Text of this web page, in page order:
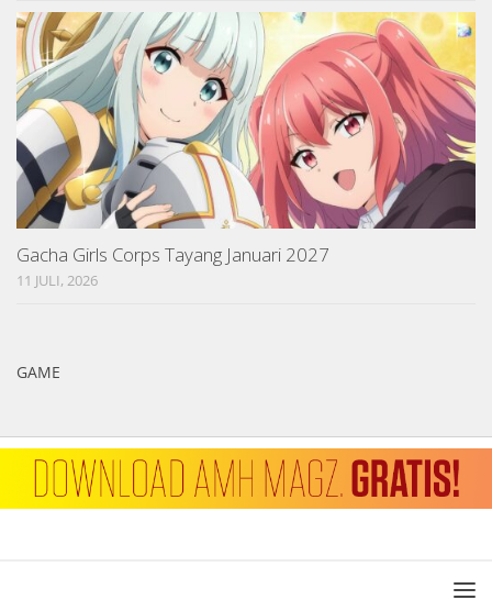
Gacha Girls Corps Tayang Januari 2027
11 JULI, 2026
GAME